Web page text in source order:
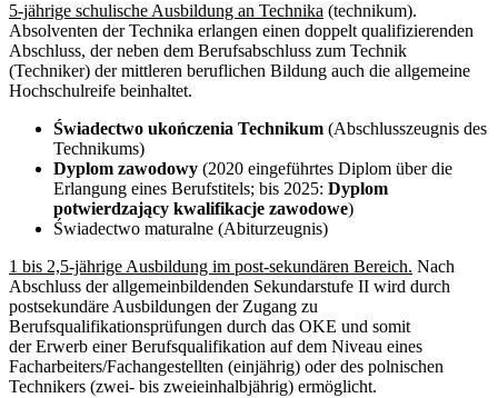
5-jährige schulische Ausbildung an Technika (technikum).
Absolventen der Technika erlangen einen doppelt qualifizierenden
Abschluss, der neben dem Berufsabschluss zum Technik
(Techniker) der mittleren beruflichen Bildung auch die allgemeine
Hochschulreife beinhaltet.
Świadectwo ukończenia Technikum (Abschlusszeugnis des
Technikums)
Dyplom zawodowy (2020 eingeführtes Diplom über die
Erlangung eines Berufstitels; bis 2025: Dyplom
potwierdzający kwalifikacje zawodowe)
Świadectwo maturalne (Abiturzeugnis)
1 bis 2,5-jährige Ausbildung im post-sekundären Bereich. Nach
Abschluss der allgemeinbildenden Sekundarstufe II wird durch
postsekundäre Ausbildungen der Zugang zu
Berufsqualifikationsprüfungen durch das OKE und somit
der Erwerb einer Berufsqualifikation auf dem Niveau eines
Facharbeiters/Fachangestellten (einjährig) oder des polnischen
Technikers (zwei- bis zweieinhalbjährig) ermöglicht.